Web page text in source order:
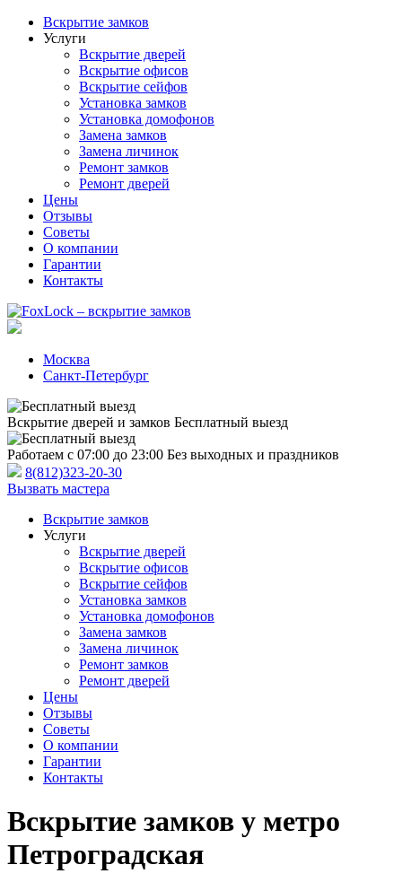
Вскрытие замков
Услуги
Вскрытие дверей
Вскрытие офисов
Вскрытие сейфов
Установка замков
Установка домофонов
Замена замков
Замена личинок
Ремонт замков
Ремонт дверей
Цены
Отзывы
Советы
О компании
Гарантии
Контакты
Москва
Санкт-Петербург
Вскрытие дверей и замков Бесплатный выезд
Работаем с 07:00 до 23:00 Без выходных и праздников
8(812)323-20-30
Вызвать мастера
Вскрытие замков
Услуги
Вскрытие дверей
Вскрытие офисов
Вскрытие сейфов
Установка замков
Установка домофонов
Замена замков
Замена личинок
Ремонт замков
Ремонт дверей
Цены
Отзывы
Советы
О компании
Гарантии
Контакты
Вскрытие замков у метро
Петроградская